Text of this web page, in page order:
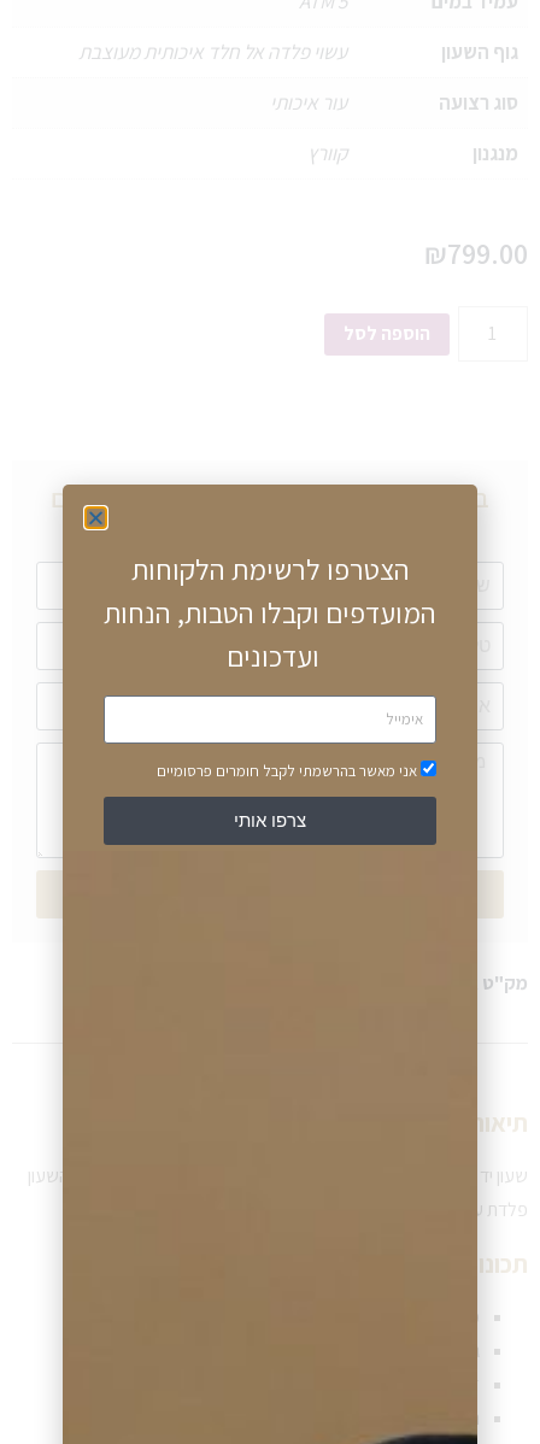
גוף השעון
עשוי פלדה אל חלד איכותית מעוצבת
סוג רצועה
עור איכותי
מנגנון
קוורץ
₪799.00
הוספה לסל
במידה ויש שאלות על מוצר זה, אתם מוזמנים
לכתוב לנו או ליצור עימנו קשר טלפוני
מק"ט
תיאור שעון:
שעון יד BOSS לגבר בעיצוב בלעדי ויחודי מהקולקצייה החדשה, גוף השעון
פלדת על חלד.
תכונות שעון:
גוף השעון – פלדת אל חלד כסופה
רצועת השעון –
הצטרפו לרשימת הלקוחות
המועדפים וקבלו הטבות, הנחות
ועדכונים
אני מאשר בהרשמתי לקבל חומרים פרסומיים
צרפו אותי